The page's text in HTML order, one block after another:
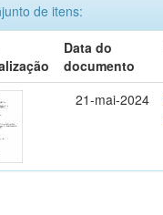
de itens:
Data do
documento
21-mai-2024